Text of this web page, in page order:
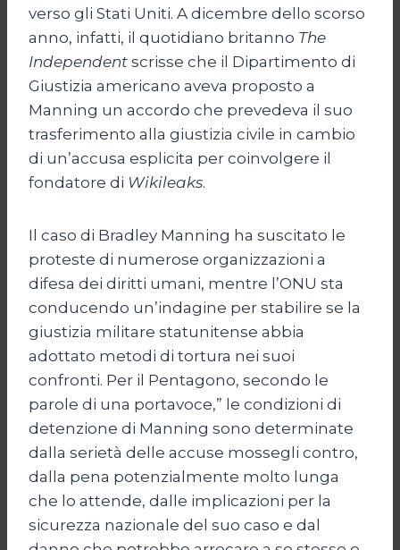
verso gli Stati Uniti. A dicembre dello scorso
anno, infatti, il quotidiano britanno The
Independent scrisse che il Dipartimento di
Giustizia americano aveva proposto a
Manning un accordo che prevedeva il suo
trasferimento alla giustizia civile in cambio
di un’accusa esplicita per coinvolgere il
fondatore di Wikileaks.
Il caso di Bradley Manning ha suscitato le
proteste di numerose organizzazioni a
difesa dei diritti umani, mentre l’ONU sta
conducendo un’indagine per stabilire se la
giustizia militare statunitense abbia
adottato metodi di tortura nei suoi
confronti. Per il Pentagono, secondo le
parole di una portavoce,” le condizioni di
detenzione di Manning sono determinate
dalla serietà delle accuse mossegli contro,
dalla pena potenzialmente molto lunga
che lo attende, dalle implicazioni per la
sicurezza nazionale del suo caso e dal